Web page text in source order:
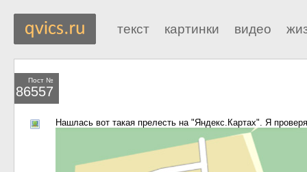
текст картинки видео
Пост №
86557
Нашлась вот такая прелесть на "Яндекс.Картах". Я